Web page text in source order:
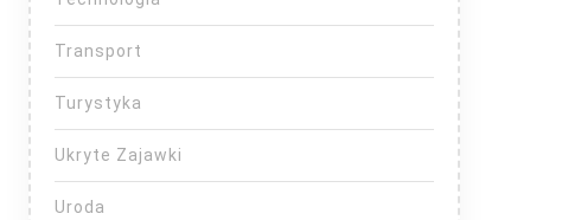
Transport
Turystyka
Ukryte Zajawki
Uroda